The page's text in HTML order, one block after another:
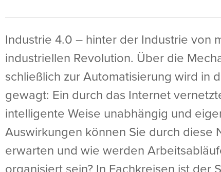
Industrie 4.0 – hinter der Industrie von
industriellen Revolution. Über die
schließlich zur Automatisierung wird in
gewagt: Ein durch das Internet
intelligente Weise unabhängig und
Auswirkungen können Sie durch diese
erwarten und wie werden